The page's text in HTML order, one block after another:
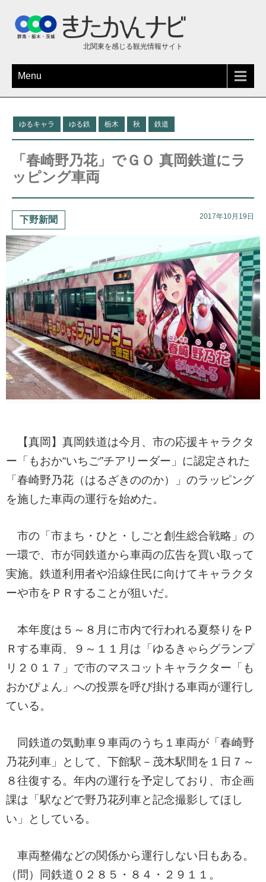
北関東を感じる観光情報サイト
Menu
ゆるキャラ ゆる鉄 栃木 秋 鉄道
「春崎野乃花」でＧＯ 真岡鉄道にラ
ッピング車両
下野新聞 2017年10月19日
【真岡】真岡鉄道は今月、市の応援キャラクタ
ー「もおか“いちご”チアリーダー」に認定された
「春崎野乃花（はるざきののか）」のラッピング
を施した車両の運行を始めた。
市の「市まち・ひと・しごと創生総合戦略」の
一環で、市が同鉄道から車両の広告を買い取って
実施。鉄道利用者や沿線住民に向けてキャラクタ
ーや市をＰＲすることが狙いだ。
本年度は５～８月に市内で行われる夏祭りをＰ
Ｒする車両、９～１１月は「ゆるきゃらグランプ
リ２０１７」で市のマスコットキャラクター「も
おかぴょん」への投票を呼び掛ける車両が運行し
ている。
同鉄道の気動車９車両のうち１車両が「春崎野
乃花列車」として、下館駅－茂木駅間を１日７～
８往復する。年内の運行を予定しており、市企画
課は「駅などで野乃花列車と記念撮影してほし
い」としている。
車両整備などの関係から運行しない日もある。
（問）同鉄道０２８５・８４・２９１１。